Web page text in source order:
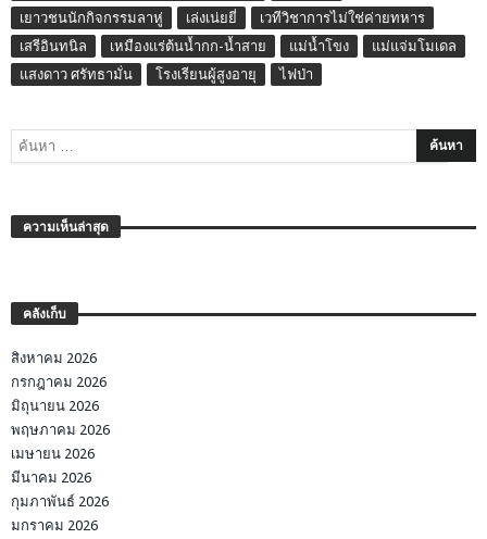
เยาวชนนักกิจกรรมลาหู่
เล่งเน่ยยี่
เวทีวิชาการไม่ใช่ค่ายทหาร
เสรีอินทนิล
เหมืองแร่ต้นน้ำกก-น้ำสาย แม่น้ำโขง
แม่แจ่มโมเดล
แสงดาว ศรัทธามั่น
โรงเรียนผู้สูงอายุ ไฟป่า
ความเห็นล่าสุด
คลังเก็บ
สิงหาคม 2026
กรกฎาคม 2026
มิถุนายน 2026
พฤษภาคม 2026
เมษายน 2026
มีนาคม 2026
กุมภาพันธ์ 2026
มกราคม 2026